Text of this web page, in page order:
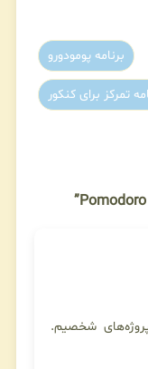
برنامه پومودورو
تمرکز برای کنکور
شخصیم.